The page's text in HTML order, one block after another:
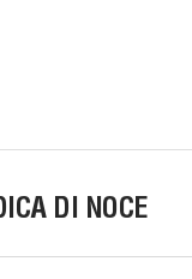
DI NOCE